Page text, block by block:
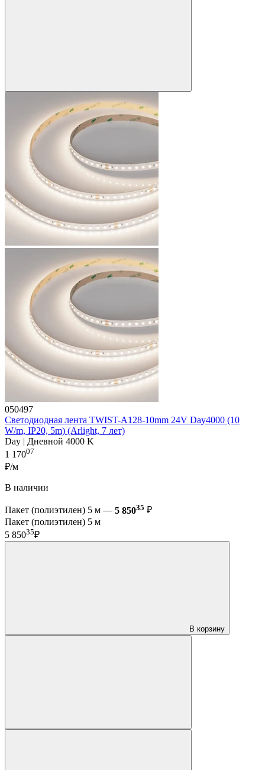
050497
Светодиодная лента TWIST-A128-10mm 24V Day4000 (10
W/m, IP20, 5m) (Arlight, 7 лет)
Day | Дневной 4000 K
1 17007
₽/м
В наличии
Пакет (полиэтилен) 5 м — 5 85035 ₽
Пакет (полиэтилен) 5 м
5 85035₽
В корзину